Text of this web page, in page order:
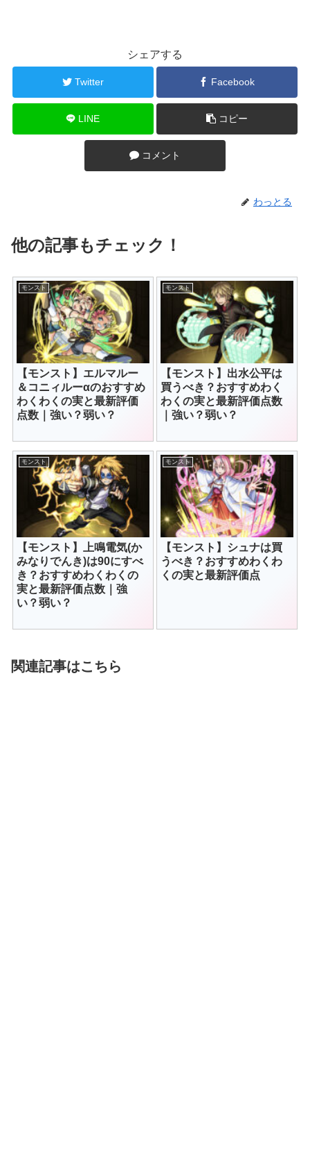
シェアする
Twitter Facebook
LINE コピー
コメント
わっとる
他の記事もチェック！
モンスト
【モンスト】エルマルー
＆コニィルーαのおすすめ
わくわくの実と最新評価
点数｜強い？弱い？
モンスト
【モンスト】出水公平は
買うべき？おすすめわく
わくの実と最新評価点数
｜強い？弱い？
モンスト
【モンスト】上鳴電気(か
みなりでんき)は90にすべ
き？おすすめわくわくの
実と最新評価点数｜強
い？弱い？
モンスト
【モンスト】シュナは買
うべき？おすすめわくわ
くの実と最新評価点
関連記事はこちら